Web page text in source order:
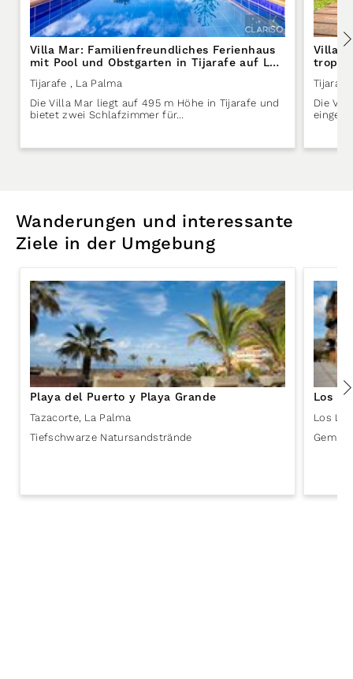
Villa Mar: Familienfreundliches Ferienhaus
mit Pool und Obstgarten in Tijarafe auf La
Palma
Tijarafe
, La Palma
Die Villa Mar liegt auf 495 m Höhe in Tijarafe und
bietet zwei Schlafzimmer für…
Villa
Tijarafe
Die
Wanderungen und interessante
Ziele in der Umgebung
Playa del Puerto y Playa Grande
Tazacorte, La Palma
Tiefschwarze Natursandstrände
Los
Los